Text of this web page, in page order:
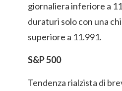
giornaliera inferiore a
duraturi solo con una
superiore a 11.991.
S&P 500
Tendenza rialzista di